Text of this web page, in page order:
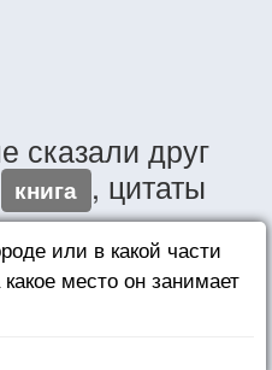
сказали друг
книга , цитаты
или в какой части
место он занимает